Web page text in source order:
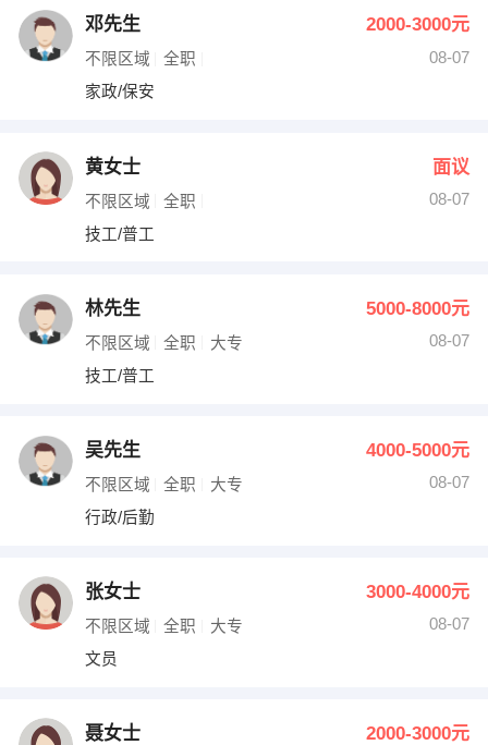
邓先生 2000-3000元
不限区域 全职
08-07
家政/保安
黄女士 面议
不限区域 全职
08-07
技工/普工
林先生 5000-8000元
不限区域 全职 大专
08-07
技工/普工
吴先生 4000-5000元
不限区域 全职 大专
08-07
行政/后勤
张女士 3000-4000元
不限区域 全职 大专
08-07
文员
聂女士 2000-3000元